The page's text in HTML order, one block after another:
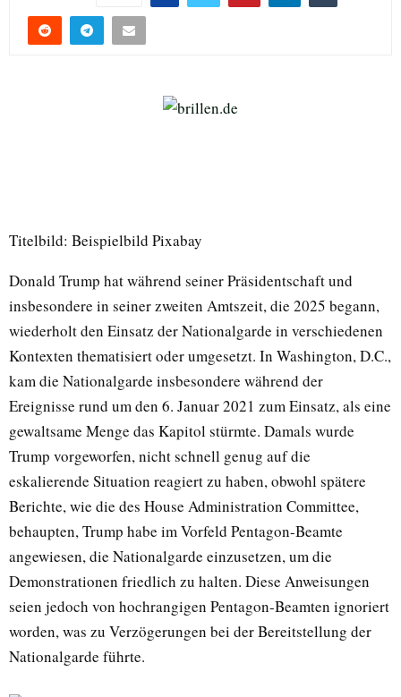
Titelbild: Beispielbild Pixabay
Donald Trump hat während seiner Präsidentschaft und
insbesondere in seiner zweiten Amtszeit, die 2025 begann,
wiederholt den Einsatz der Nationalgarde in verschiedenen
Kontexten thematisiert oder umgesetzt. In Washington, D.C.,
kam die Nationalgarde insbesondere während der
Ereignisse rund um den 6. Januar 2021 zum Einsatz, als eine
gewaltsame Menge das Kapitol stürmte. Damals wurde
Trump vorgeworfen, nicht schnell genug auf die
eskalierende Situation reagiert zu haben, obwohl spätere
Berichte, wie die des House Administration Committee,
behaupten, Trump habe im Vorfeld Pentagon-Beamte
angewiesen, die Nationalgarde einzusetzen, um die
Demonstrationen friedlich zu halten. Diese Anweisungen
seien jedoch von hochrangigen Pentagon-Beamten ignoriert
worden, was zu Verzögerungen bei der Bereitstellung der
Nationalgarde führte.